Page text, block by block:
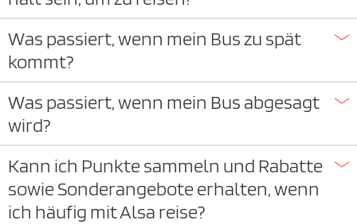
Was passiert, wenn mein Bus zu spät
kommt?
Was passiert, wenn mein Bus abgesagt
wird?
Kann ich Punkte sammeln und Rabatte
sowie Sonderangebote erhalten, wenn
ich häufig mit Alsa reise?